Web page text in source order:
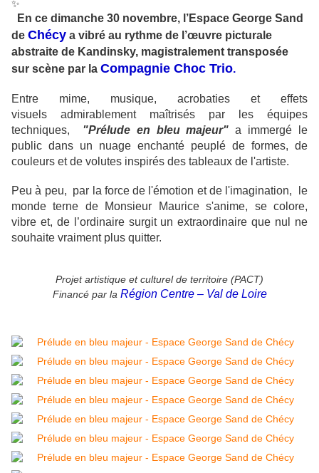
En ce dimanche 30 novembre, l’Espace George Sand
de Chécy a vibré au rythme de l’œuvre picturale
abstraite de Kandinsky, magistralement transposée
sur scène par la Compagnie Choc Trio.
Entre mime, musique, acrobaties et effets
visuels admirablement maîtrisés par les équipes
techniques, "Prélude en bleu majeur" a immergé le
public dans un nuage enchanté peuplé de formes, de
couleurs et de volutes inspirés des tableaux de l'artiste.
Peu à peu, par la force de l'émotion et de l'imagination, le
monde terne de Monsieur Maurice s'anime, se colore,
vibre et, de l’ordinaire surgit un extraordinaire que nul ne
souhaite vraiment plus quitter.
Projet artistique et culturel de territoire (PACT)
Financé par la Région Centre – Val de Loire